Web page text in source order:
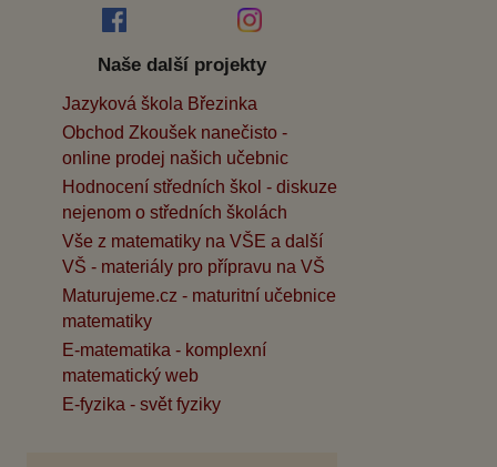
Naše další projekty
Jazyková škola Březinka
Obchod Zkoušek nanečisto -
online prodej našich učebnic
Hodnocení středních škol - diskuze
nejenom o středních školách
Vše z matematiky na VŠE a další
VŠ - materiály pro přípravu na VŠ
Maturujeme.cz - maturitní učebnice
matematiky
E-matematika - komplexní
matematický web
E-fyzika - svět fyziky